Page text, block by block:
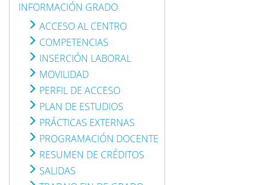
INFORMACIÓN GRADO
ACCESO AL CENTRO
COMPETENCIAS
INSERCIÓN LABORAL
MOVILIDAD
PERFIL DE ACCESO
PLAN DE ESTUDIOS
PRÁCTICAS EXTERNAS
PROGRAMACIÓN DOCENTE
RESUMEN DE CRÉDITOS
SALIDAS